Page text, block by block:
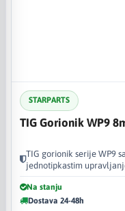
STARPARTS
TIG Gorionik WP9
TIG gorionik serije WP9
jednotipkastim
Na stanju
Dostava 24-48h